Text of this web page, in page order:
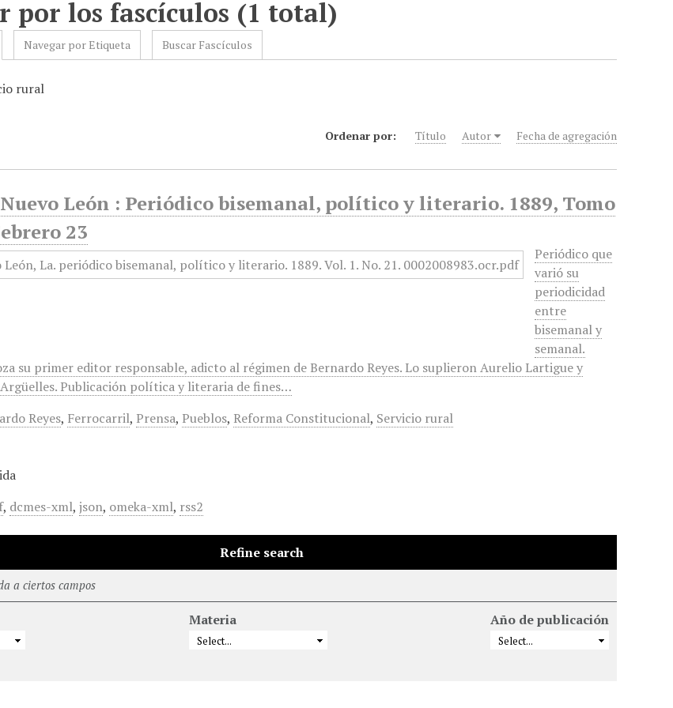
por los fascículos (1 total)
Navegar por Etiqueta Buscar Fascículos
rural
Ordenar por: Título Autor Fecha de agregación
Nuevo León : Periódico bisemanal, político y literario. 1889, Tomo
23
Periódico que
varió su
periodicidad
entre
bisemanal y
semanal.
su primer editor responsable, adicto al régimen de Bernardo Reyes. Lo suplieron Aurelio Lartigue y
Publicación política y literaria de fines…
Reyes, Ferrocarril, Prensa, Pueblos, Reforma Constitucional, Servicio rural
, dcmes-xml,json, omeka-xml, rss2
Refine search
a ciertos campos
Materia Año de publicación